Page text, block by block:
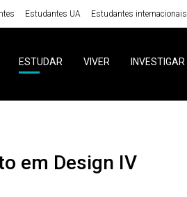
Estudantes UA Estudantes internacionais
ESTUDAR VIVER INVESTIGAR
em Design IV